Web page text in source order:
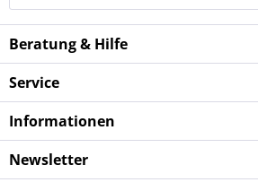
Beratung & Hilfe
Service
Informationen
Newsletter